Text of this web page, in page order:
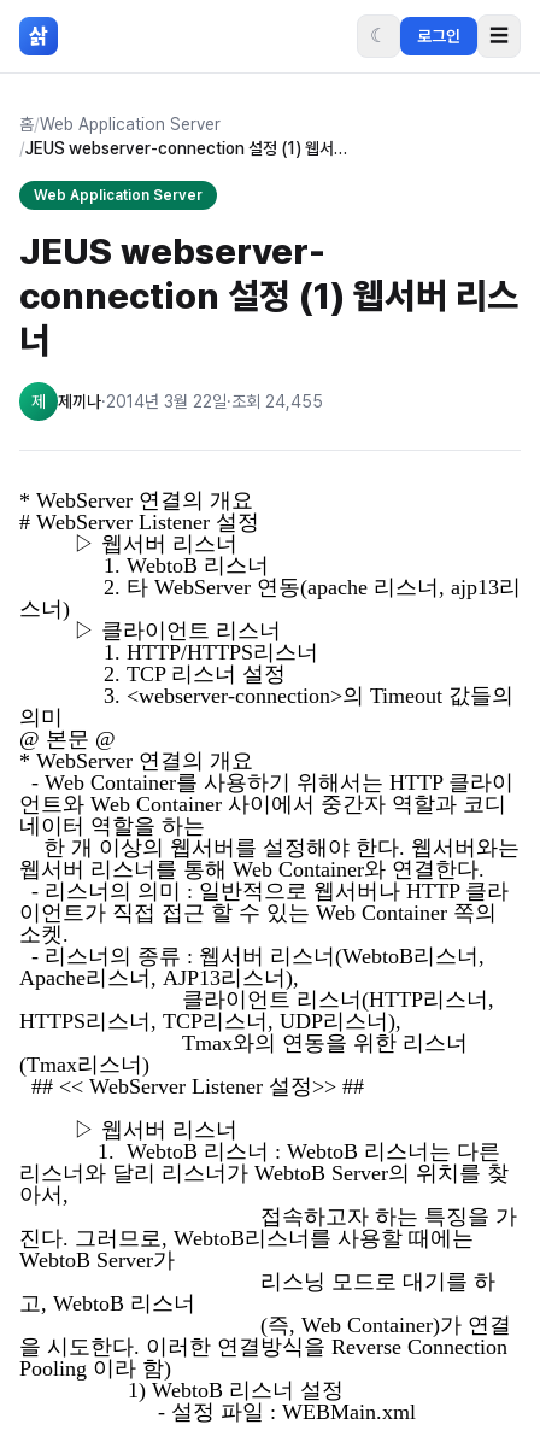
본문 바로가기
삵 ☾ 로그인 ☰
홈/Web Application Server
/
JEUS webserver-connection 설정 (1) 웹서버 리스너
Web Application Server
JEUS webserver-
connection 설정 (1) 웹서버 리스
너
제 제끼나·2014년 3월 22일·조회 24,455
* WebServer 연결의 개요
# WebServer Listener 설정
▷ 웹서버 리스너
1. WebtoB 리스너
2. 타 WebServer 연동(apache 리스너, ajp13리
스너)
▷ 클라이언트 리스너
1. HTTP/HTTPS리스너
2. TCP 리스너 설정
3. <webserver-connection>의 Timeout 값들의
의미
@ 본문 @
* WebServer 연결의 개요
- Web Container를 사용하기 위해서는 HTTP 클라이
언트와 Web Container 사이에서 중간자 역할과 코디
네이터 역할을 하는
한 개 이상의 웹서버를 설정해야 한다. 웹서버와는
웹서버 리스너를 통해 Web Container와 연결한다.
- 리스너의 의미 : 일반적으로 웹서버나 HTTP 클라
이언트가 직접 접근 할 수 있는 Web Container 쪽의
소켓.
- 리스너의 종류 : 웹서버 리스너(WebtoB리스너,
Apache리스너, AJP13리스너),
클라이언트 리스너(HTTP리스너,
HTTPS리스너, TCP리스너, UDP리스너),
Tmax와의 연동을 위한 리스너
(Tmax리스너)
## << WebServer Listener 설정>> ##
▷ 웹서버 리스너
1. WebtoB 리스너 : WebtoB 리스너는 다른
리스너와 달리 리스너가 WebtoB Server의 위치를 찾
아서,
접속하고자 하는 특징을 가
진다. 그러므로, WebtoB리스너를 사용할 때에는
WebtoB Server가
리스닝 모드로 대기를 하
고, WebtoB 리스너
(즉, Web Container)가 연결
을 시도한다. 이러한 연결방식을 Reverse Connection
Pooling 이라 함)
1) WebtoB 리스너 설정
- 설정 파일 : WEBMain.xml